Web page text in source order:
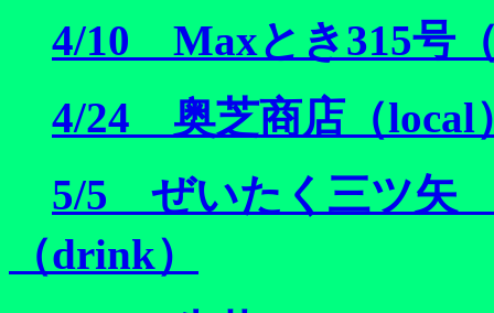
4/10 Maxとき315号
4/24 奥芝商店（local
5/5 ぜいたく三ツ矢
（drink）